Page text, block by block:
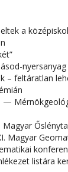
a
– feltáratlan
—
Magyar
listára